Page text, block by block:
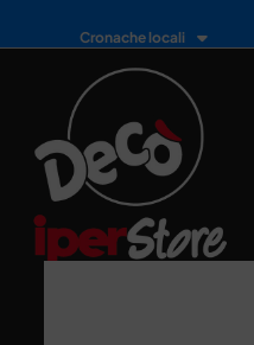
Cronache locali